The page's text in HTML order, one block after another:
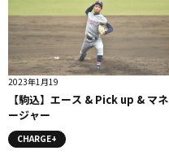
2023年1月19
【駒込】エース & Pick up & マネ
ージャー
CHARGE+